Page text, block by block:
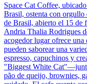
Space Cat Coffee,
Brasil, ostenta con orgullo
de Brasil, abierto el 15 de
Andria Thalia Rodrigues
acogedor lugar ofrece una
pueden saborear una
espresso, capuchinos y
"Biggest White
pão de queijo, brownies,